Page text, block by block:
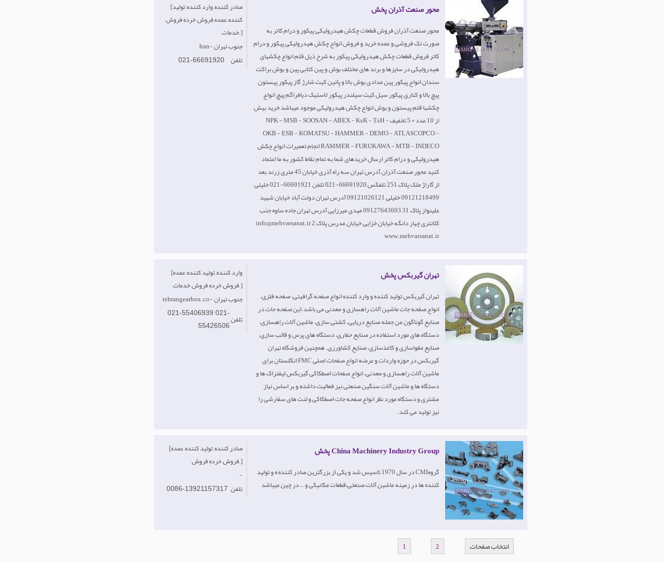
[صادر کننده, وارد کننده, تولید
کننده, عمده فروش, خرده فروش,
خدمات, ]
Iran- جنوب‌ تهران
021-66691920 تلفن
محور صنعت آذران پخش
محور صنعت آذران فروش قطعات چکش هیدرولیکی پیکور و درام کاتر به
صورت تک فروشی و عمده خرید و فروش انواع چکش هیدرولیکی پیکور و درام
کاتر فروش قطعات چکش هیدرولیکی پیکور به شرح ذیل قلم انواع چکشهای
هیدرولیکی در سایزها و برند های مختلف بوش و پین کتابی پین و بوش براکت
سندان انواع پیکور پین مدادی بوش بالا و پِائین کیت شارژ گاز پیکور پیستون
پیچ بالا و کناری پیکور سیل کیت سیلندر پیکور لاستیک دیافراگم پیچ انواع
چکشها قلم پیستون و بوش انواع چکش هیدرولیکی موجود میباشد خرید بیش
از 10 عدد = 5 تخفیف NPK - MSB - SOOSAN - ABEX - K&K - T&H -
OKB - ESB - KOMATSU - HAMMER - DEMO - ATLASCOPCO -
RAMMER - FURUKAWA - MTB - INDECO انجام تعمیرات انواع چکش
هیدرولیکی و درام کاتر ارسال خریدهای شما به تمام نقاط کشور به ما اعتماد
کنید محور صنعت آذران آدرس تهران سه راه آذری خیابان 45 متری زرند بعد
از گاراژ ملک پلاک 251 تلفکس 66691920-021 تلفن 66691921-021 خلیلی
09121218499 خلیلی 09121026121 آدرس تهران دولت آباد خیابان شهید
علینواز پلاک 31 09127643693 مهدی میرزایی آدرس تهران جاده ساوه جنب
کلانتری چهار دانگه خیابان خزایی خیابان مدرس پلاک 2 info@mehvarsanat.ir
www.mehvarsanat.ir
[وارد کننده, تولید کننده, عمده
فروش, خرده فروش, خدمات, ]
tehrangearbox.co- جنوب‌ تهران
021-55406939 021-
55426506تلفن
تهران گیربکس پخش
تهران گیربکس تولید کننده و وارد کننده انواع صفحه گرافیتی، صفحه فلزی،
انواع صفحه جات ماشین آلات راهسازی و معدنی می باشد.این صفحه جات در
صنایع گوناگون من جمله صنایع دریایی، کشتی سازی، ماشین آلات راهسازی،
دستگاه های مورد استفاده در صنایع حفاری، دستگاه های پرس و قالب سازی،
صنایع مقواسازی و کاغذسازی، صنایع کشاورزی. همچنین فروشگاه تهران
گیربکس در حوزه واردات و عرضه انواع صفحات اصلی FMC انگلستان برای
ماشین آلات راهسازی و معدنی، انواع صفحات اصطکاکی گیربکس لیفتراک ها و
دستگاه ها و ماشین آلات سنگین صنعتی نیز فعالیت داشته و بر اساس نیاز
مشتری و دستگاه مورد نظر انواع صفحه جات اصطکاکی و لنت های سفارشی را
نیز تولید می کند.
[صادر کننده, تولید کننده, عمده
فروش, خرده فروش, ]
-
0086-13921157317 تلفن
China Machinery Industry Group پخش
گروهCMI در سال 1970 تاسیس شد و یکی از بزرگترین صادر کننده ه و تولید
کننده ها در زمینه ماشین آلات صنعتی،قطعات مکانیکی و .. در چین میباشد
انتخاب صفحات 1 2